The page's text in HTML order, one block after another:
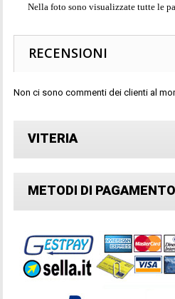
Nella foto sono visualizzate tutte le
RECENSIONI
Non ci sono commenti dei clienti al
VITERIA
METODI DI PAGAMENTO